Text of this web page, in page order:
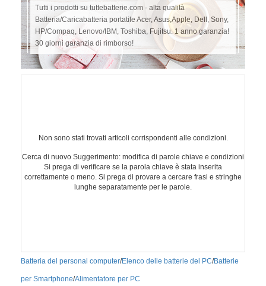
Tutti i prodotti su tuttebatterie.com - alta qualità
Batteria/Caricabatteria portatile Acer, Asus,Apple, Dell, Sony,
HP/Compaq, Lenovo/IBM, Toshiba, Fujitsu. 1 anno garanzia!
30 giorni garanzia di rimborso!
Non sono stati trovati articoli corrispondenti alle condizioni.
Cerca di nuovo Suggerimento: modifica di parole chiave e condizioni
Si prega di verificare se la parola chiave è stata inserita
correttamente o meno. Si prega di provare a cercare frasi e stringhe
lunghe separatamente per le parole.
Batteria del personal computer/Elenco delle batterie del PC/Batterie
per Smartphone/Alimentatore per PC